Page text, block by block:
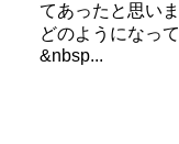
てあったと思い
どのようになっ
&nbsp...